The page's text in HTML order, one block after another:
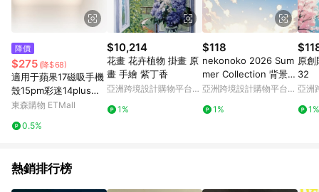
頁面後才首次下載 Pinkoi APP 並完成訂單，不符合導購資格；承
上，首次下載 Pinkoi APP 後，需透過 LINE 購物前往 Pinkoi 頁
降價
$275 (降$68)
適用于蘋果17磁吸手機
殼15pm彩迷14plus雙
層p硅膠iphone16pro
摔高級耐用磨軍事風m
東森購物 ETMall
0.5%
$10,214
花畫 花卉植物 掛畫 原
畫 手繪 紫丁香
亞洲跨境設計購物平台
1%
$118
nekonoko 2026 Sum
mer Collection 背景貼
紙《光降る空》
亞洲跨境設計購物平台
1%
原
32
亞洲
1%
熱銷排行榜